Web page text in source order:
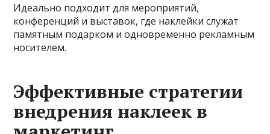
Идеально подходит для мероприятий,
конференций и выставок, где наклейки служат
памятным подарком и одновременно рекламным
носителем.
Эффективные стратегии
внедрения наклеек в